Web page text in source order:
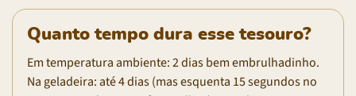
Quanto tempo dura esse tesouro?
Em temperatura ambiente: 2 dias bem embrulhadinho.
Na geladeira: até 4 dias (mas esquenta 15 segundos no